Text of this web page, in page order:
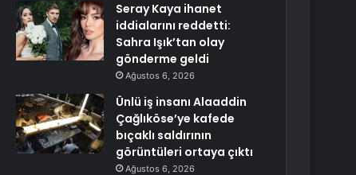
Seray Kaya ihanet
iddialarını reddetti:
Sahra Işık’tan olay
gönderme geldi
Ağustos 6, 2026
Ünlü iş insanı Alaaddin
Çağlıköse’ye kafede
bıçaklı saldırının
görüntüleri ortaya çıktı
Ağustos 6, 2026